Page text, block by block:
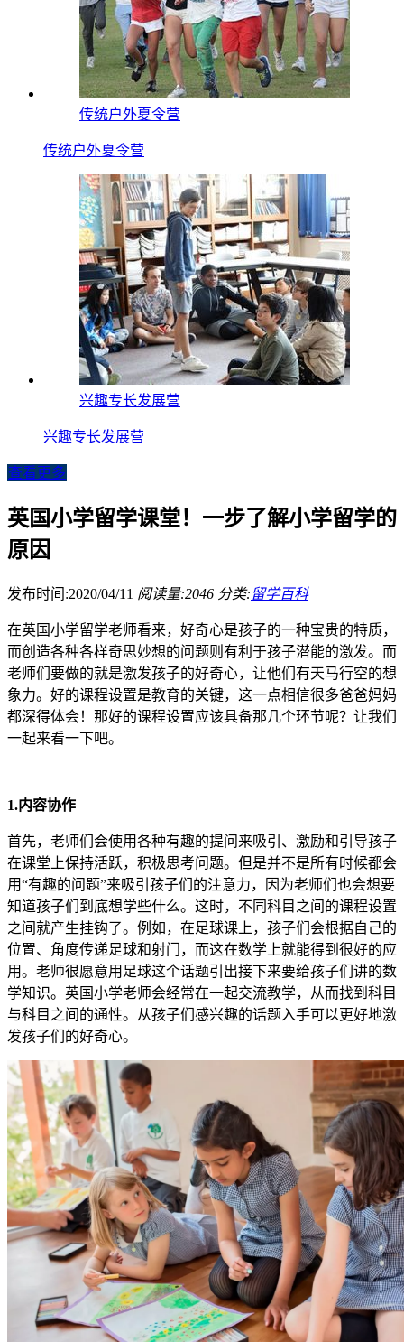
传统户外夏令营
传统户外夏令营
兴趣专长发展营
兴趣专长发展营
查看更多
英国小学留学课堂！一步了解小学留学的
原因
发布时间:2020/04/11 阅读量:2046 分类: 留学百科
在英国小学留学老师看来，好奇心是孩子的一种宝贵的特质，
而创造各种各样奇思妙想的问题则有利于孩子潜能的激发。而
老师们要做的就是激发孩子的好奇心，让他们有天马行空的想
象力。好的课程设置是教育的关键，这一点相信很多爸爸妈妈
都深得体会！那好的课程设置应该具备那几个环节呢？让我们
一起来看一下吧。
1.内容协作
首先，老师们会使用各种有趣的提问来吸引、激励和引导孩子
在课堂上保持活跃，积极思考问题。但是并不是所有时候都会
用“有趣的问题”来吸引孩子们的注意力，因为老师们也会想要
知道孩子们到底想学些什么。这时，不同科目之间的课程设置
之间就产生挂钩了。例如，在足球课上，孩子们会根据自己的
位置、角度传递足球和射门，而这在数学上就能得到很好的应
用。老师很愿意用足球这个话题引出接下来要给孩子们讲的数
学知识。英国小学老师会经常在一起交流教学，从而找到科目
与科目之间的通性。从孩子们感兴趣的话题入手可以更好地激
发孩子们的好奇心。